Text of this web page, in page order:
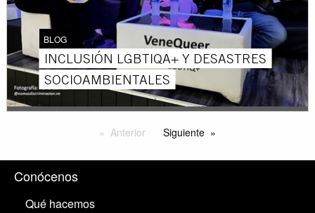
BLOG
INCLUSIÓN LGBTIQA+ Y DESASTRES
SOCIOAMBIENTALES
Anterior Siguiente
Conócenos
Qué hacemos